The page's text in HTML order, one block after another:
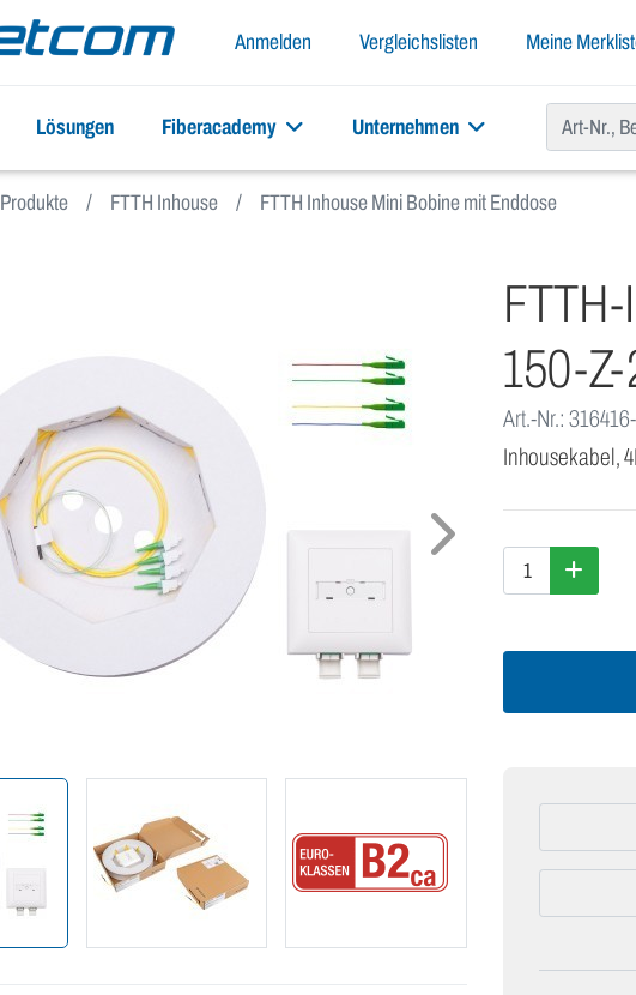
Anmelden Vergleichslisten Meine
Lösungen Fiberacademy Unternehmen
Produkte FTTH Inhouse FTTH Inhouse Mini Bobine mit Enddose
150-
Art.-Nr.:
Inhousekabel,